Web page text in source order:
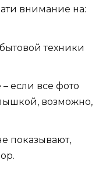
внимание на:
техники
если все фото
возможно,
показывают,